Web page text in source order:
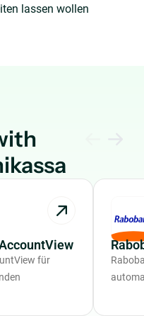
lassen wollen
für